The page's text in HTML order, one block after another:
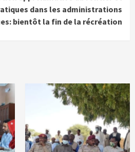
dans les administrations
bientôt la fin de la récréation